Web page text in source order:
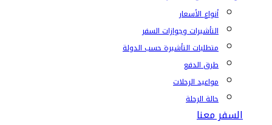
أنواع الأسعار
التأشيرات وجوازات السفر
متطلبات التأشيرة حسب الدولة
طرق الدفع
مواعيد الرحلات
حالة الرحلة
السفر معنا